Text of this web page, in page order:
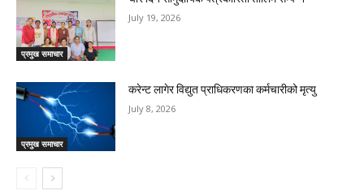
प्रमुख समाचार
July 19, 2026
प्रमुख समाचार
करेन्ट लागेर विद्युत प्राधिकरणका कर्मचारीको मृत्यु
July 8, 2026